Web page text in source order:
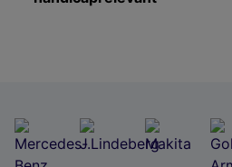
und Verbesserung von Angeboten.
Liste der Partner (Lieferanten)